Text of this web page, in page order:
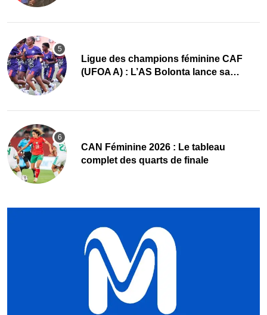
Ligue des champions féminine CAF
(UFOA A) : L’AS Bolonta lance sa
CAN Féminine 2026 : Le tableau
complet des quarts de finale